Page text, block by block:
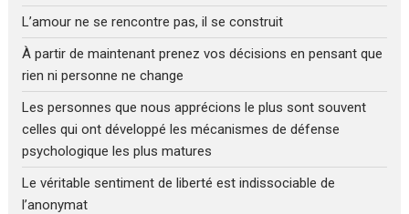
L’amour ne se rencontre pas, il se construit
À partir de maintenant prenez vos décisions en pensant que
rien ni personne ne change
Les personnes que nous apprécions le plus sont souvent
celles qui ont développé les mécanismes de défense
psychologique les plus matures
Le véritable sentiment de liberté est indissociable de
l’anonymat